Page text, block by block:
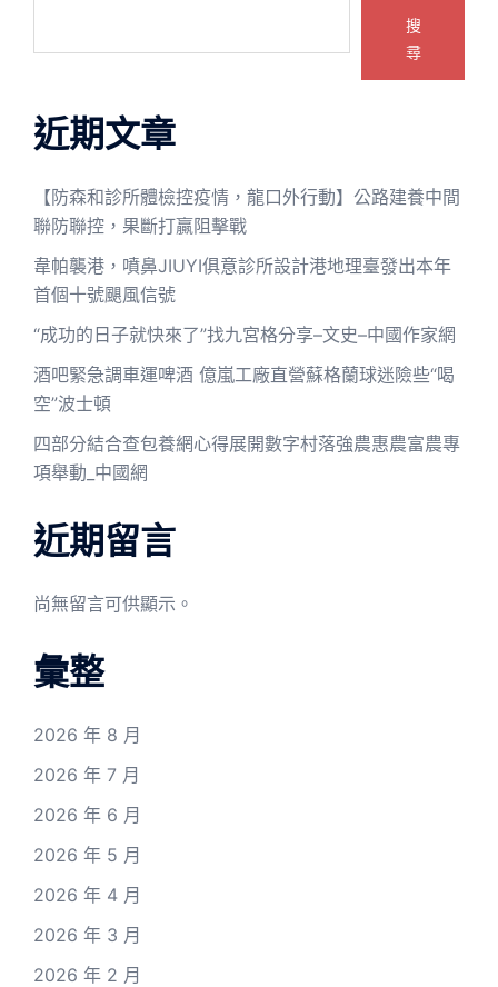
搜
尋
近期文章
【防森和診所體檢控疫情，龍口外行動】公路建養中間
聯防聯控，果斷打贏阻擊戰
韋帕襲港，噴鼻JIUYI俱意診所設計港地理臺發出本年
首個十號颶風信號
“成功的日子就快來了”找九宮格分享–文史–中國作家網
酒吧緊急調車運啤酒 億嵐工廠直營蘇格蘭球迷險些“喝
空”波士頓
四部分結合查包養網心得展開數字村落強農惠農富農專
項舉動_中國網
近期留言
尚無留言可供顯示。
彙整
2026 年 8 月
2026 年 7 月
2026 年 6 月
2026 年 5 月
2026 年 4 月
2026 年 3 月
2026 年 2 月